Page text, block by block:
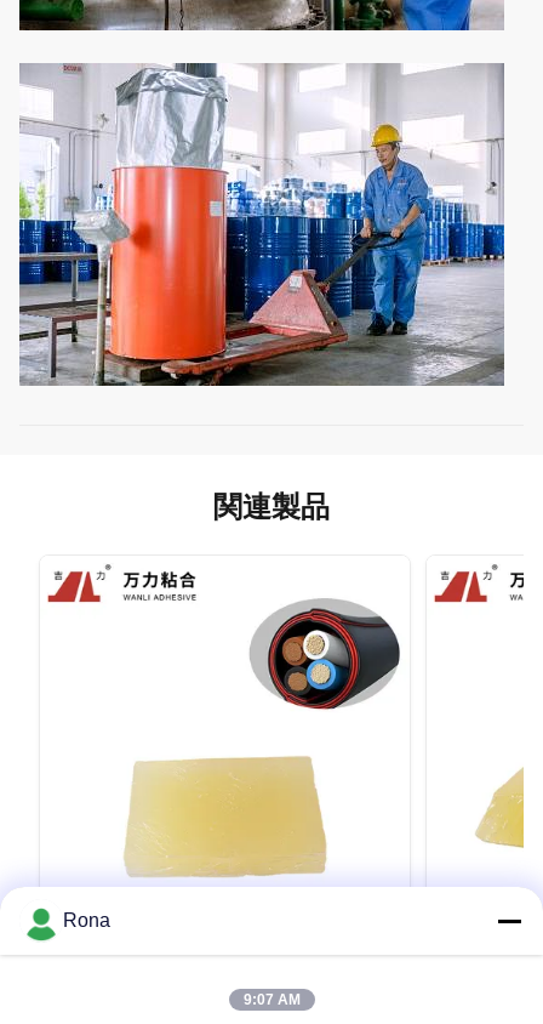
関連製品
アクリルの熱い溶解付着力TPR熱溶解付
Good Quality Factory Directly Yellowish
ラミネーシ
Rona
9:07 AM